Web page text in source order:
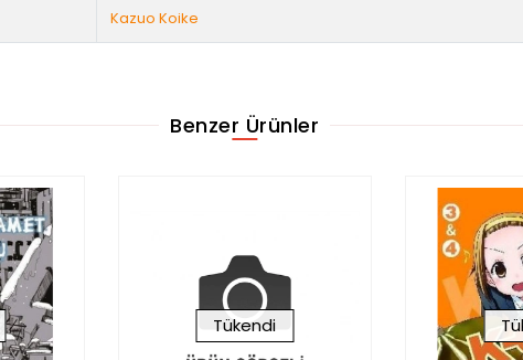
Kazuo Koike
Benzer Ürünler
Tükendi